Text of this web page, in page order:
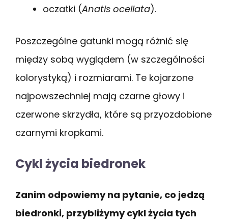
oczatki (Anatis ocellata).
Poszczególne gatunki mogą różnić się
między sobą wyglądem (w szczególności
kolorystyką) i rozmiarami. Te kojarzone
najpowszechniej mają czarne głowy i
czerwone skrzydła, które są przyozdobione
czarnymi kropkami.
Cykl życia biedronek
Zanim odpowiemy na pytanie, co jedzą
biedronki, przybliżymy cykl życia tych